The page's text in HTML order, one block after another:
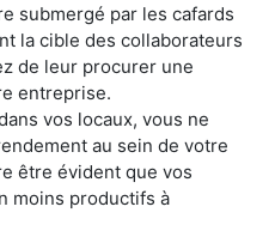
submergé par les cafards
la cible des collaborateurs
de leur procurer une
entreprise.
vos locaux, vous ne
au sein de votre
être évident que vos
moins productifs à